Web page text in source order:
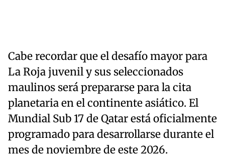
Cabe recordar que el desafío mayor para
La Roja juvenil y sus seleccionados
maulinos será prepararse para la cita
planetaria en el continente asiático. El
Mundial Sub 17 de Qatar está oficialmente
programado para desarrollarse durante el
mes de noviembre de este 2026.